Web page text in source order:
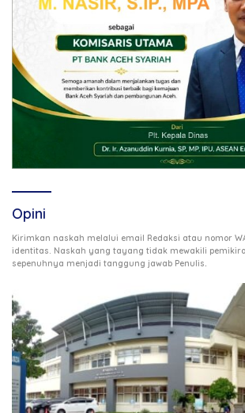
Opini
Kirimkan naskah melalui email Redaksi atau nomor
identitas. Naskah yang tayang tidak mewakili
sepenuhnya menjadi tanggung jawab Penulis